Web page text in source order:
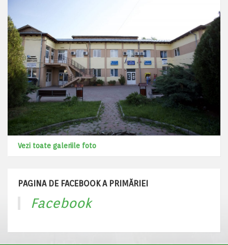
Vezi toate galeriile foto
PAGINA DE FACEBOOK A PRIMĂRIEI
Facebook